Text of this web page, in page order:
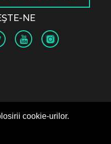
cookie-urilor.
NE